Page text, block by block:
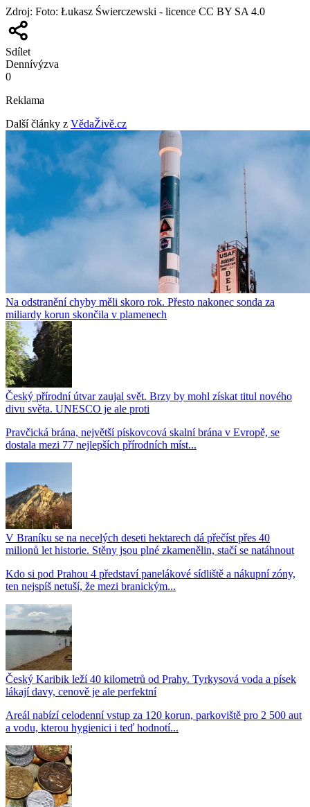
Zdroj: Foto: Łukasz Świerczewski - licence CC BY SA 4.0
Sdílet
Dennívýzva
0
Reklama
Další články z VědaŽivě.cz
Na odstranění chyby měli skoro rok. Přesto nakonec sonda za
miliardy korun skončila v plamenech
Český přírodní útvar zaujal svět. Brzy by mohl získat titul nového
divu světa. UNESCO je ale proti
Pravčická brána, největší pískovcová skalní brána v Evropě, se
dostala mezi 77 nejlepších přírodních míst...
V Braníku se na necelých deseti hektarech dá přečíst přes 40
milionů let historie. Stěny jsou plné zkamenělin, stačí se natáhnout
Kdo si pod Prahou 4 představí panelákové sídliště a nákupní zóny,
ten nejspíš netuší, že mezi branickým...
Český Karibik leží 40 kilometrů od Prahy. Tyrkysová voda a písek
lákají davy, cenově je ale perfektní
Areál nabízí celodenní vstup za 120 korun, parkoviště pro 2 500 aut
a vodu, kterou hygienici i teď hodnotí...